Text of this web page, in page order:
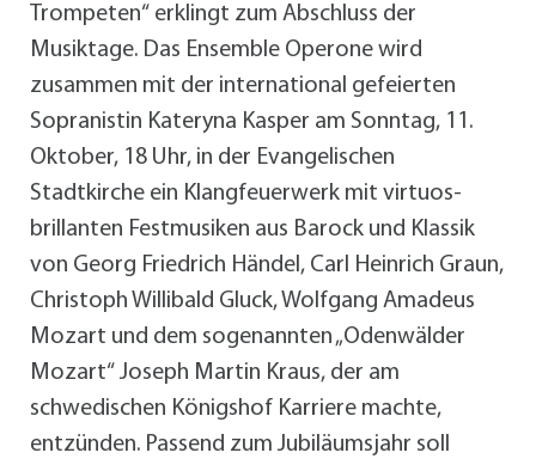
Trompeten“ erklingt zum Abschluss der
Musiktage. Das Ensemble Operone wird
zusammen mit der international gefeierten
Sopranistin Kateryna Kasper am Sonntag, 11.
Oktober, 18 Uhr, in der Evangelischen
Stadtkirche ein Klangfeuerwerk mit virtuos-
brillanten Festmusiken aus Barock und Klassik
von Georg Friedrich Händel, Carl Heinrich Graun,
Christoph Willibald Gluck, Wolfgang Amadeus
Mozart und dem sogenannten „Odenwälder
Mozart“ Joseph Martin Kraus, der am
schwedischen Königshof Karriere machte,
entzünden. Passend zum Jubiläumsjahr soll